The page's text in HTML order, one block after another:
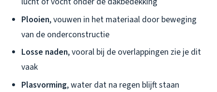
Plooien, vouwen in het materiaal door beweging
van de onderconstructie
Losse naden, vooral bij de overlappingen zie je dit
vaak
Plasvorming, water dat na regen blijft staan